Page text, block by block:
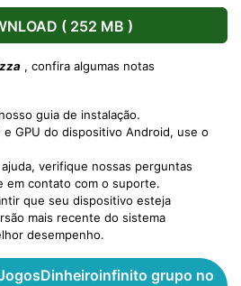
( 252 MB )
, confira algumas notas
guia de instalação.
e GPU do dispositivo Android, use o
verifique nossas perguntas
em contato com o suporte.
que seu dispositivo esteja
mais recente do sistema
desempenho.
grupo no